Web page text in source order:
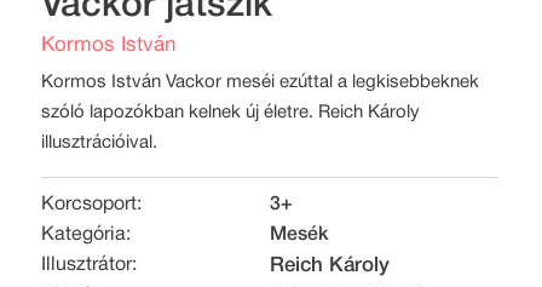
Vackor játszik
Kormos István
Kormos István Vackor meséi ezúttal a legkisebbeknek
szóló lapozókban kelnek új életre. Reich Károly
illusztrációival.
Korcsoport:
3+
Kategória:
Mesék
Illusztrátor:
Reich Károly